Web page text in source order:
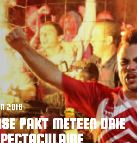
2018
PAKT METEEN DRIE